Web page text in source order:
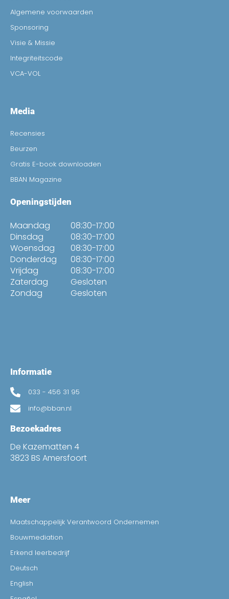
Algemene voorwaarden
Sponsoring
Visie & Missie
Integriteitscode
VCA-VOL
Media
Recensies
Beurzen
Gratis E-book downloaden
BBAN Magazine
Openingstijden
Maandag
Dinsdag
Woensdag
Donderdag
Vrijdag
Zaterdag
Zondag
08:30-17:00
08:30-17:00
08:30-17:00
08:30-17:00
08:30-17:00
Gesloten
Gesloten
Informatie
033 - 456 31 95
info@bban.nl
Bezoekadres
De Kazematten 4
3823 BS Amersfoort
Meer
Maatschappelijk Verantwoord Ondernemen
Bouwmediation
Erkend leerbedrijf
Deutsch
English